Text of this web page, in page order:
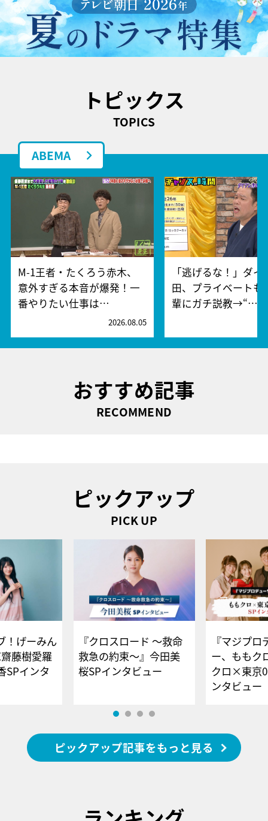
トピックス
TOPICS
ABEMA
M-1王者・たくろう赤木、
意外すぎる本音が爆発！一
番やりたい仕事は…
2026.08.05
「逃げるな！」ダイ
田、プライベートも
輩にガチ説教→“…
おすすめ記事
RECOMMEND
ピックアップ
PICK UP
！げーみん
藤樹愛羅
SPインタ
『クロスロード ～救命
救急の約束～』今田美
桜SPインタビュー
『マジプロ
ー、ももク
クロ×東京
ンタビュー
ピックアップ記事をもっと見る